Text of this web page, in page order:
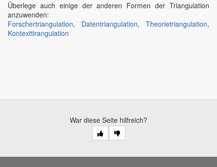
Überlege auch einige der anderen Formen der Triangulation
anzuwenden:
Forschertriangulation, Datentriangulation, Theorietriangulation,
Kontexttirangulation
War diese Seite hilfreich?